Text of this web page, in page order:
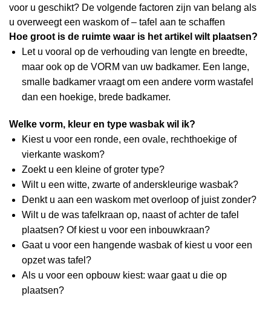
voor u geschikt? De volgende factoren zijn van belang als
u overweegt een waskom of – tafel aan te schaffen
Hoe groot is de ruimte waar is het artikel wilt plaatsen?
Let u vooral op de verhouding van lengte en breedte,
maar ook op de VORM van uw badkamer. Een lange,
smalle badkamer vraagt om een andere vorm wastafel
dan een hoekige, brede badkamer.
Welke vorm, kleur en type wasbak wil ik?
Kiest u voor een ronde, een ovale, rechthoekige of
vierkante waskom?
Zoekt u een kleine of groter type?
Wilt u een witte, zwarte of anderskleurige wasbak?
Denkt u aan een waskom met overloop of juist zonder?
Wilt u de was tafelkraan op, naast of achter de tafel
plaatsen? Of kiest u voor een inbouwkraan?
Gaat u voor een hangende wasbak of kiest u voor een
opzet was tafel?
Als u voor een opbouw kiest: waar gaat u die op
plaatsen?